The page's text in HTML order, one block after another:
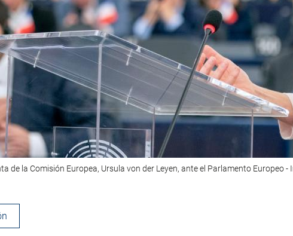
de la Comisión Europea, Ursula von der Leyen, ante el Parlamento Europeo